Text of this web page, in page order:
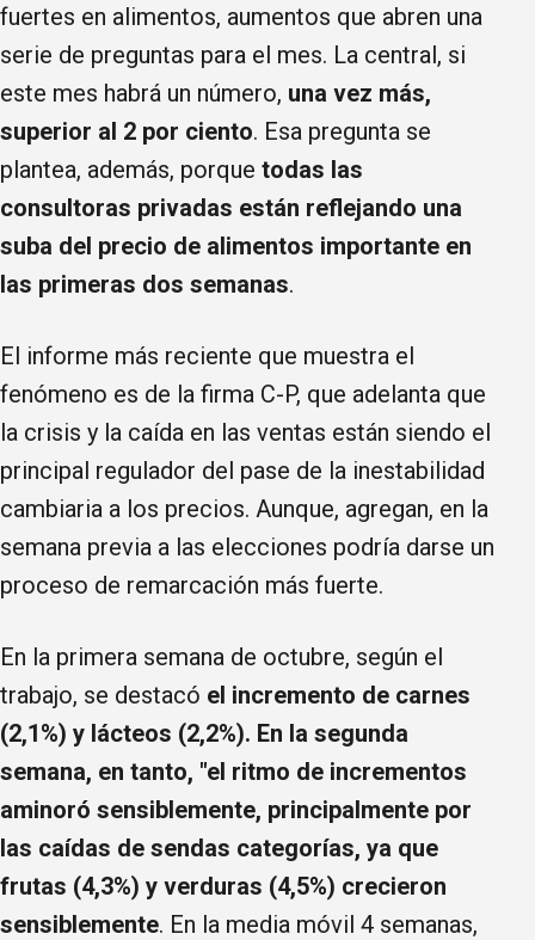
fuertes en alimentos, aumentos que abren una
serie de preguntas para el mes. La central, si
este mes habrá un número, una vez más,
superior al 2 por ciento. Esa pregunta se
plantea, además, porque todas las
consultoras privadas están reflejando una
suba del precio de alimentos importante en
las primeras dos semanas.
El informe más reciente que muestra el
fenómeno es de la firma C-P, que adelanta que
la crisis y la caída en las ventas están siendo el
principal regulador del pase de la inestabilidad
cambiaria a los precios. Aunque, agregan, en la
semana previa a las elecciones podría darse un
proceso de remarcación más fuerte.
En la primera semana de octubre, según el
trabajo, se destacó el incremento de carnes
(2,1%) y lácteos (2,2%). En la segunda
semana, en tanto, "el ritmo de incrementos
aminoró sensiblemente, principalmente por
las caídas de sendas categorías, ya que
frutas (4,3%) y verduras (4,5%) crecieron
sensiblemente. En la media móvil 4 semanas,